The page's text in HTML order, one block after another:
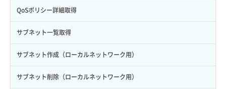
スナップショット詳細一覧取得
スナップショット詳細取得（アイテム指定）
バックアップリストア
バックアップ一覧取得
イメージ保存使用量取得
イメージ保存容量取得
イメージ保存容量変更
イメージ削除
SSHキーペア作成
SSHキーペア削除
SSHキーペア詳細取得
アタッチ済みポート一覧取得
QoSポリシー詳細取得
サブネット一覧取得
サブネット作成（ローカルネットワーク用）
サブネット削除（ローカルネットワーク用）